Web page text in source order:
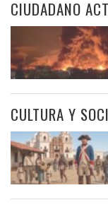
CIUDADANO
CULTURA Y